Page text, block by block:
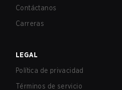
Contáctanos
Carreras
LEGAL
Política de privacidad
Términos de servicio